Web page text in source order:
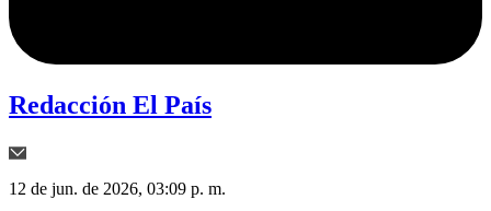
Redacción El País
12 de jun. de 2026, 03:09 p. m.